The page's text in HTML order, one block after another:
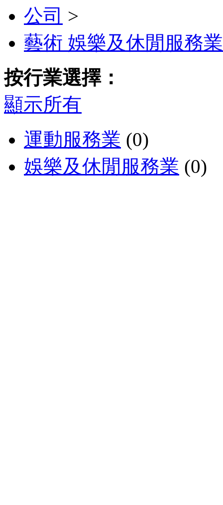
公司 >
藝術 娛樂及休閒服務業
按行業選擇：
顯示所有
運動服務業 (0)
娛樂及休閒服務業 (0)